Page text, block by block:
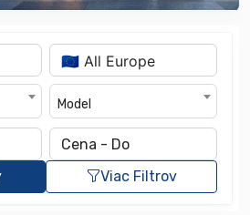
Model
Viac Filtrov